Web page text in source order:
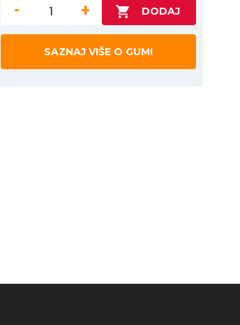
- +
SAZNAJ VIŠE O GUMI